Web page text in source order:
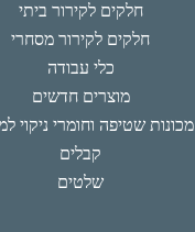
חלקים לקירור ביתי
חלקים לקירור מסחרי
כלי עבודה
מוצרים חדשים
מכונות שטיפה וחומרי ניקוי
קבלים
שלטים